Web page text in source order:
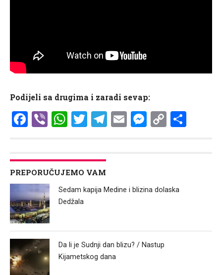
Podijeli sa drugima i zaradi sevap:
Facebook
ViberWhatsApp
Twitter
Telegram
EmailCopy
PREPORUČUJEMO VAM
Sedam kapija Medine i blizina dolaska
Dedžala
Da li je Sudnji dan blizu? / Nastup
Kijametskog dana